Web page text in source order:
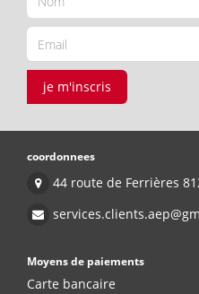
je m'inscris
coordonnees
44 route de Ferrières
Moyens de paiements
Carte bancaire